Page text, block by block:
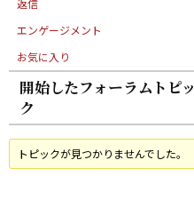
返信
エンゲージメント
お気に入り
開始したフォーラムトピッ
ク
トピックが見つかりませんでした。